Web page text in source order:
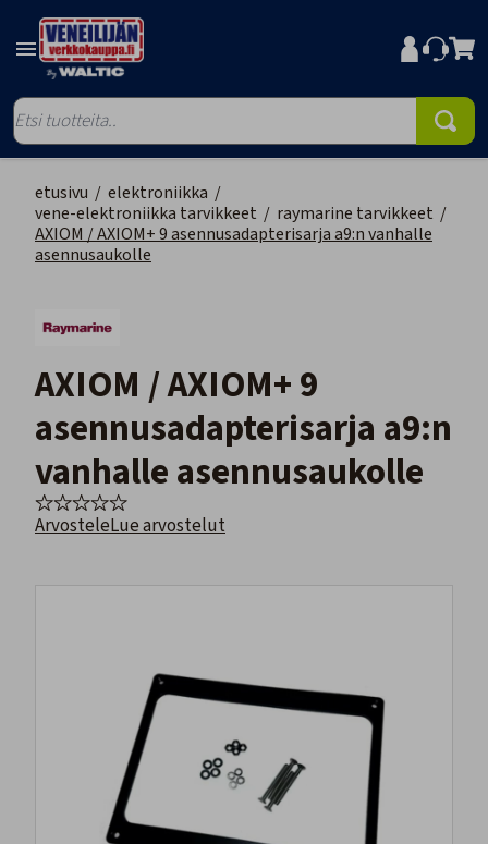
etusivu / elektroniikka /
vene-elektroniikka tarvikkeet / raymarine tarvikkeet /
AXIOM / AXIOM+ 9 asennusadapterisarja a9:n vanhalle
asennusaukolle
AXIOM / AXIOM+ 9
asennusadapterisarja a9:n
vanhalle asennusaukolle
ArvosteleLue arvostelut